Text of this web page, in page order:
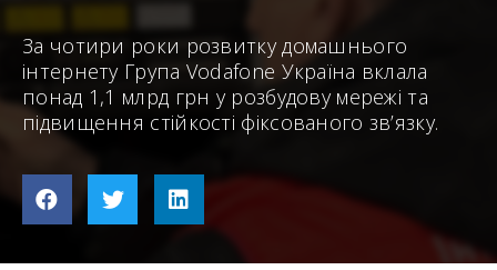
За чотири роки розвитку домашнього
інтернету Група Vodafone Україна вклала
понад 1,1 млрд грн у розбудову мережі та
підвищення стійкості фіксованого зв’язку.